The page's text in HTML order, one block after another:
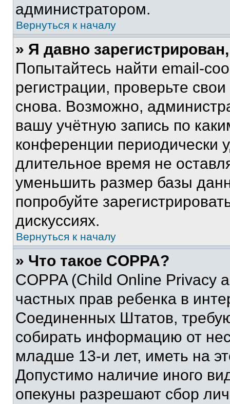
администратором.
Вернуться к началу
» Я давно
Попытайтесь найти email-
регистрации, проверьте
снова. Возможно,
вашу учётную запись по
конференции периодически
длительное время не
уменьшить размер базы
попробуйте
дискуссиях.
Вернуться к началу
» Что такое COPPA?
COPPA (Child Online Privacy
частных прав ребенка в
Соединенных Штатов,
собирать информацию от
младше 13-и лет, иметь на
Допустимо наличие иного
опекуны разрешают сбор